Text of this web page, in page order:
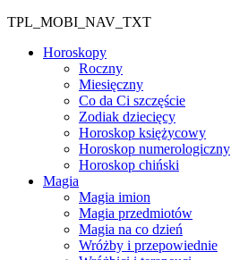
TPL_MOBI_NAV_TXT
Horoskopy
Roczny
Miesięczny
Co da Ci szczęście
Zodiak dziecięcy
Horoskop księżycowy
Horoskop numerologiczny
Horoskop chiński
Magia
Magia imion
Magia przedmiotów
Magia na co dzień
Wróżby i przepowiednie